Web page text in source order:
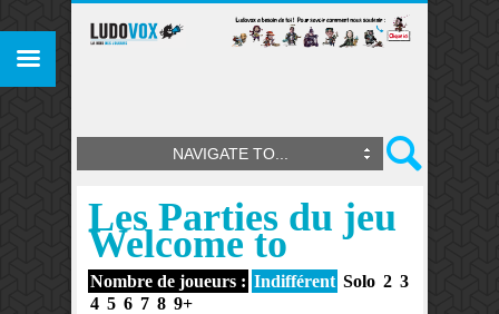
NAVIGATE TO...
Les Parties du jeu
Welcome to
Nombre de joueurs : Indifférent Solo 2 3
4 5 6 7 8 9+